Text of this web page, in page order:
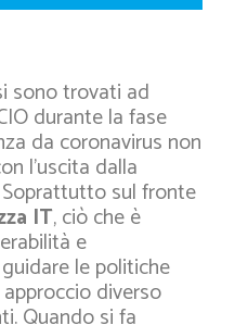
sono trovati ad
durante la fase
da coronavirus non
l’uscita dalla
sul fronte
IT, ciò che è
e
le politiche
diverso